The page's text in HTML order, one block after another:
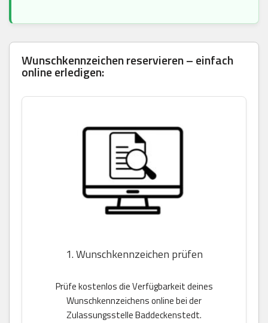
Wunschkennzeichen reservieren – einfach
online erledigen:
1. Wunschkennzeichen prüfen
Prüfe kostenlos die Verfügbarkeit deines
Wunschkennzeichens online bei der
Zulassungsstelle Baddeckenstedt.